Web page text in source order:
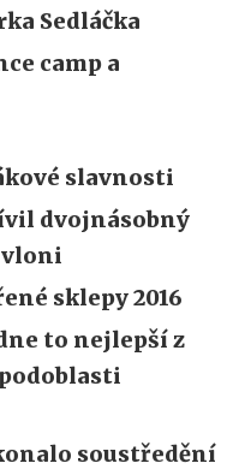
Sedláčka
camp a
slavnosti
dvojnásobný
vloni
sklepy 2016
to nejlepší z
soustředění